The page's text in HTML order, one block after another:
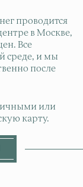
проводится
в Москве,
Все
среде, и мы
после
или
карту.